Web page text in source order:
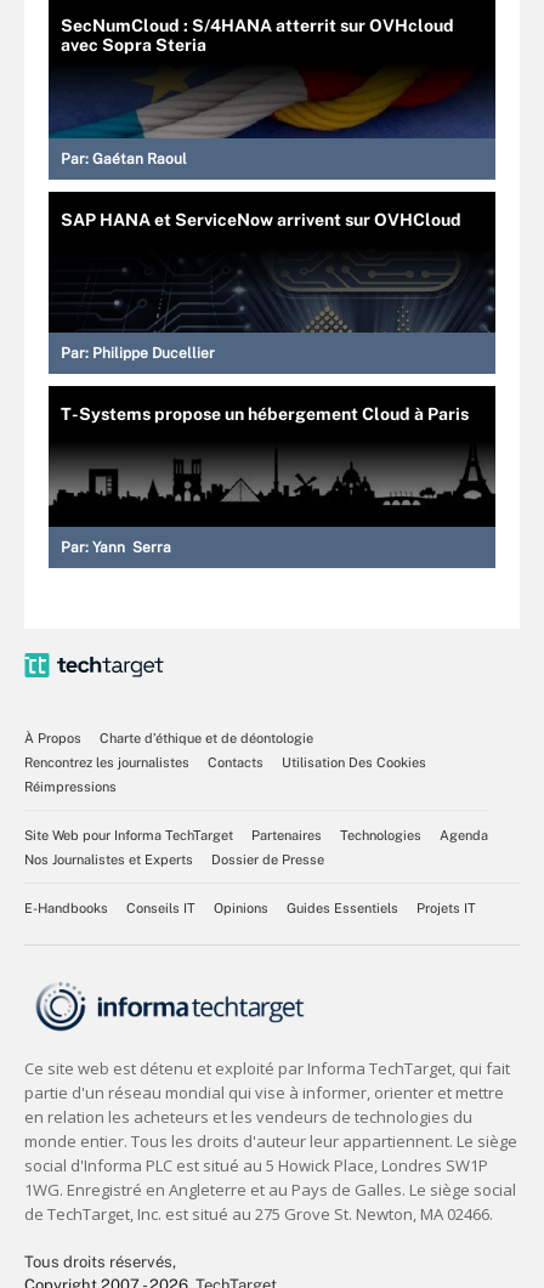
SecNumCloud : S/4HANA atterrit sur OVHcloud
avec Sopra Steria
Par: Gaétan Raoul
SAP HANA et ServiceNow arrivent sur OVHCloud
Par: Philippe Ducellier
T-Systems propose un hébergement Cloud à Paris
Par: Yann Serra
À Propos
Charte d’éthique et de déontologie
Rencontrez les journalistes
Contacts
Utilisation Des Cookies
Réimpressions
Site Web pour Informa TechTarget Partenaires Technologies
Agenda
Nos Journalistes et Experts
Dossier de Presse
E-Handbooks Conseils IT Opinions Guides Essentiels Projets IT
Tous droits réservés,